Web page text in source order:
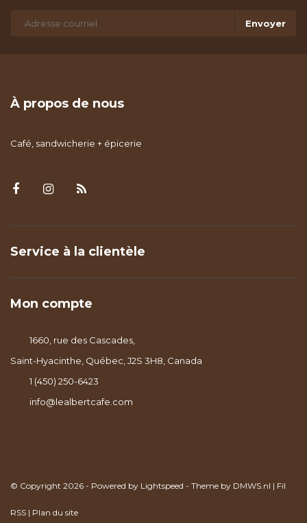
Envoyer
À propos de nous
Café, sandwicherie + épicerie
Service à la clientèle
Mon compte
1660, rue des Cascades,
Saint-Hyacinthe, Québec, J2S 3H8, Canada
1 (450) 250-6423
info@lealbertcafe.com
© Copyright 2026 - Powered by Lightspeed - Theme by DMWS.nl | Fil
RSS | Plan du site